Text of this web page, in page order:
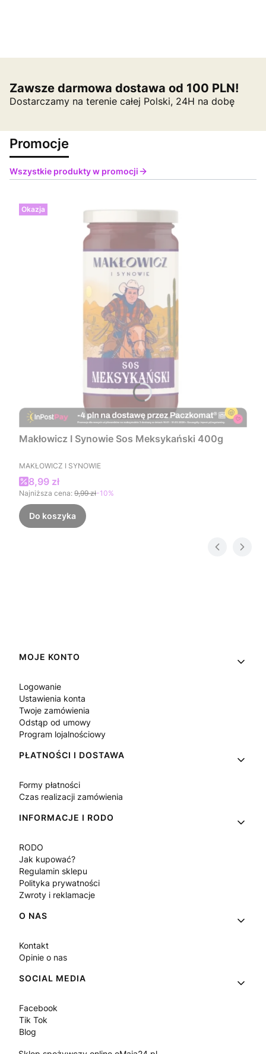
Zawsze darmowa dostawa od 100 PLN!
Dostarczamy na terenie całej Polski, 24H na dobę
Promocje
Wszystkie produkty w promocji
Okazja
Makłowicz I Synowie Sos Meksykański 400g
PRODUCENT
MAKŁOWICZ I SYNOWIE
Cena promocyjna
8,99 zł
Najniższa cena: 9,99 zł-10%
Do koszyka
Linki w stopce
MOJE KONTO
Logowanie
Ustawienia konta
Twoje zamówienia
Odstąp od umowy
Program lojalnościowy
PŁATNOŚCI I DOSTAWA
Formy płatności
Czas realizacji zamówienia
INFORMACJE I RODO
RODO
Jak kupować?
Regulamin sklepu
Polityka prywatności
Zwroty i reklamacje
O NAS
Kontakt
Opinie o nas
SOCIAL MEDIA
Facebook
Tik Tok
Blog